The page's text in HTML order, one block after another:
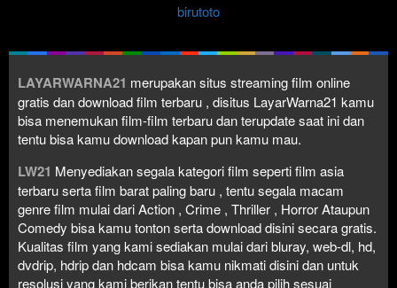
birutoto
LAYARWARNA21 merupakan situs streaming film online
gratis dan download film terbaru , disitus LayarWarna21 kamu
bisa menemukan film-film terbaru dan terupdate saat ini dan
tentu bisa kamu download kapan pun kamu mau.
LW21 Menyediakan segala kategori film seperti film asia
terbaru serta film barat paling baru , tentu segala macam
genre film mulai dari Action , Crime , Thriller , Horror Ataupun
Comedy bisa kamu tonton serta download disini secara gratis.
Kualitas film yang kami sediakan mulai dari bluray, web-dl, hd,
dvdrip, hdrip dan hdcam bisa kamu nikmati disini dan untuk
resolusi yang kami berikan tentu bisa anda pilih sesuai